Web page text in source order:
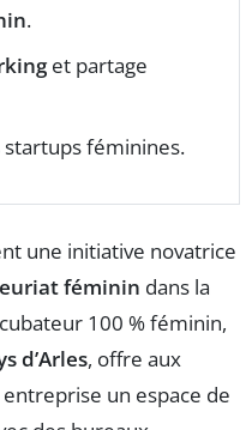
.
et partage
féminines.
une initiative novatrice
féminin dans la
100 % féminin,
d’Arles, offre aux
un espace de